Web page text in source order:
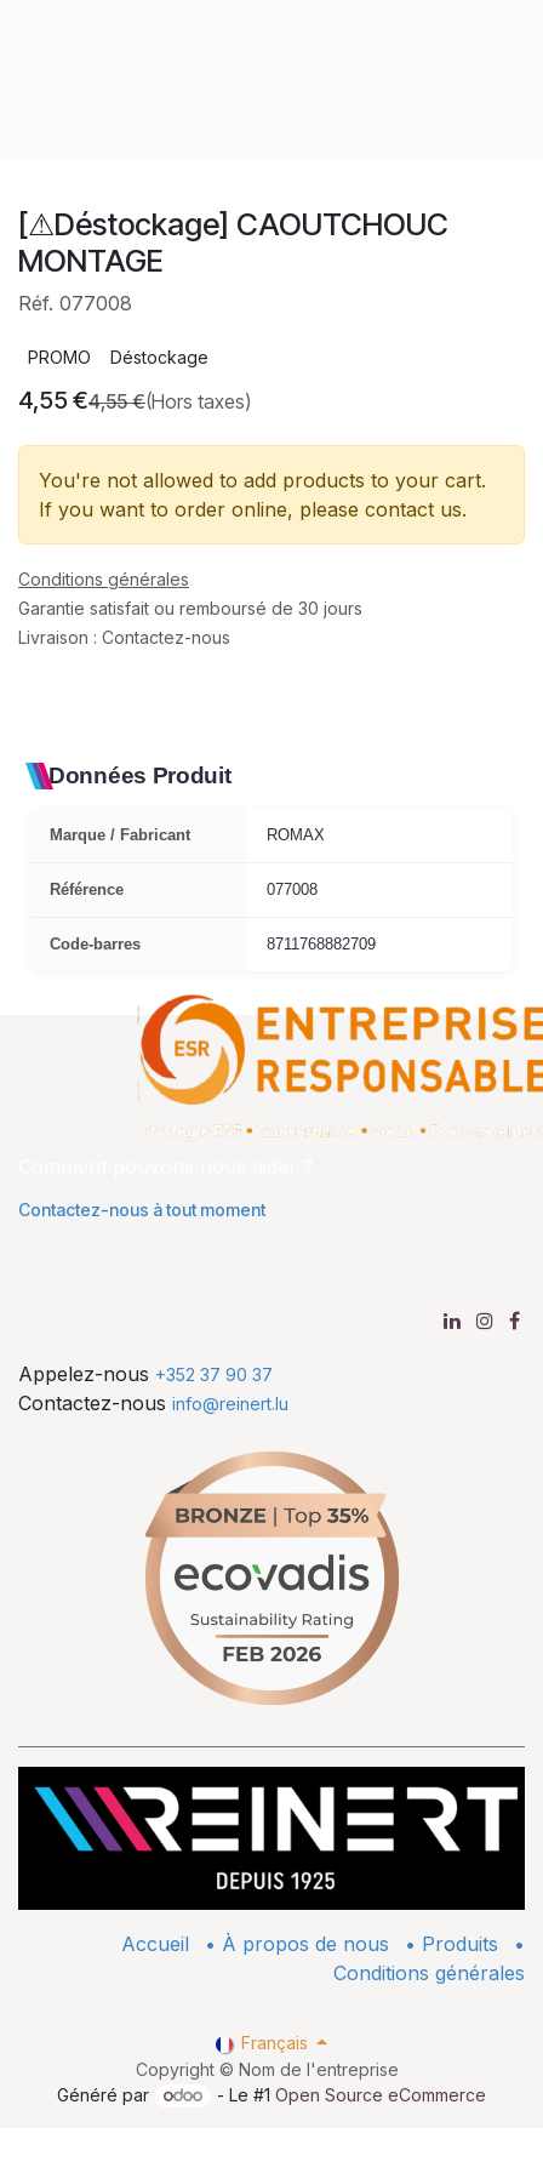
[⚠Déstockage] CAOUTCHOUC
MONTAGE
Réf. 077008
PROMO Déstockage
4,55 €4,55€(Hors taxes)
You're not allowed to add products to your cart.
If you want to order online, please contact us.
Conditions générales
Garantie satisfait ou remboursé de 30 jours
Livraison : Contactez-nous
Données Produit
Marque / Fabricant ROMAX
Référence 077008
Code-barres 8711768882709
Contactez-nous à tout moment
Appelez-nous +352 37 90 37
Contactez-nous info@reinert.lu
Accueil • À propos de nous • ​Produits
•
Conditions générales
Copyright © Nom de l'entreprise
Français
Généré par - Le #1Open Source eCommerce